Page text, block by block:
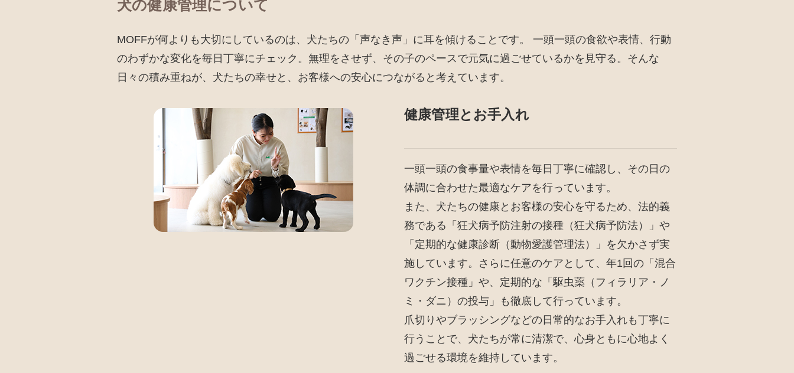
犬の健康管理について
MOFFが何よりも大切にしているのは、犬たちの「声なき声」に耳を傾けることです。 一頭一頭の食欲や表情、行動
のわずかな変化を毎日丁寧にチェック。無理をさせず、その子のペースで元気に過ごせているかを見守る。そんな
日々の積み重ねが、犬たちの幸せと、お客様への安心につながると考えています。
健康管理とお手入れ
一頭一頭の食事量や表情を毎日丁寧に確認し、その日の
体調に合わせた最適なケアを行っています。
また、犬たちの健康とお客様の安心を守るため、法的義
務である「狂犬病予防注射の接種（狂犬病予防法）」や
「定期的な健康診断（動物愛護管理法）」を欠かさず実
施しています。さらに任意のケアとして、年1回の「混合
ワクチン接種」や、定期的な「駆虫薬（フィラリア・ノ
ミ・ダニ）の投与」も徹底して行っています。
爪切りやブラッシングなどの日常的なお手入れも丁寧に
行うことで、犬たちが常に清潔で、心身ともに心地よく
過ごせる環境を維持しています。